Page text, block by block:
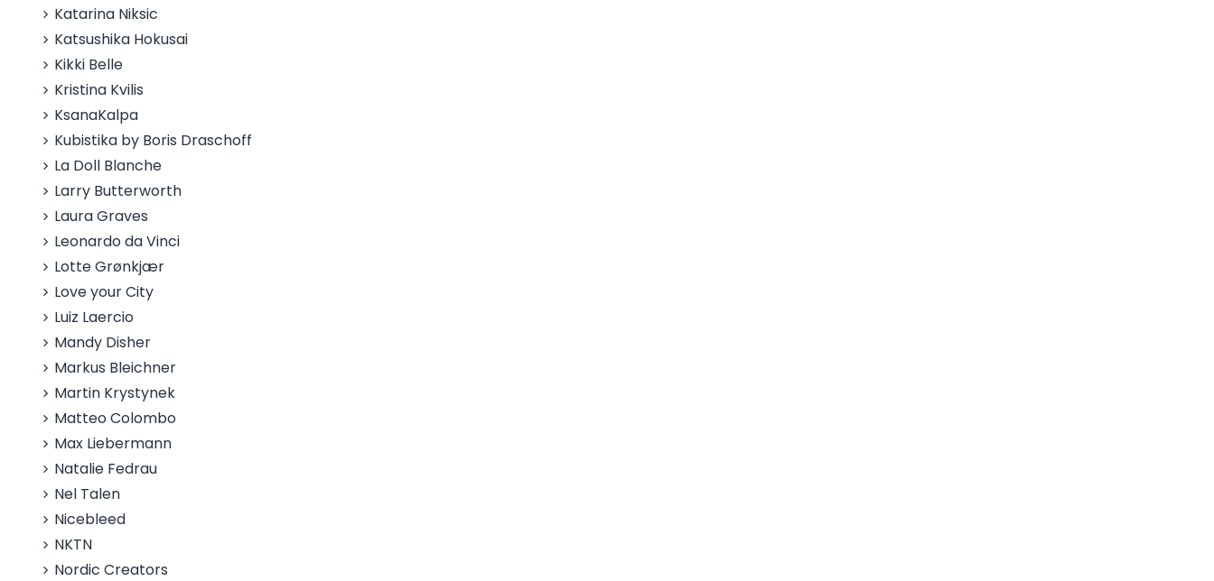
Katarina Niksic
Katsushika Hokusai
Kikki Belle
Kristina Kvilis
KsanaKalpa
Kubistika by Boris Draschoff
La Doll Blanche
Larry Butterworth
Laura Graves
Leonardo da Vinci
Lotte Grønkjær
Love your City
Luiz Laercio
Mandy Disher
Markus Bleichner
Martin Krystynek
Matteo Colombo
Max Liebermann
Natalie Fedrau
Nel Talen
Nicebleed
NKTN
Nordic Creators